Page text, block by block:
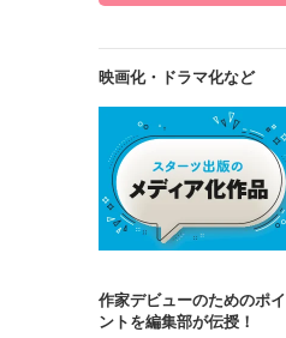
映画化・ドラマ化など
作家デビューのためのポイ
ントを編集部が伝授！